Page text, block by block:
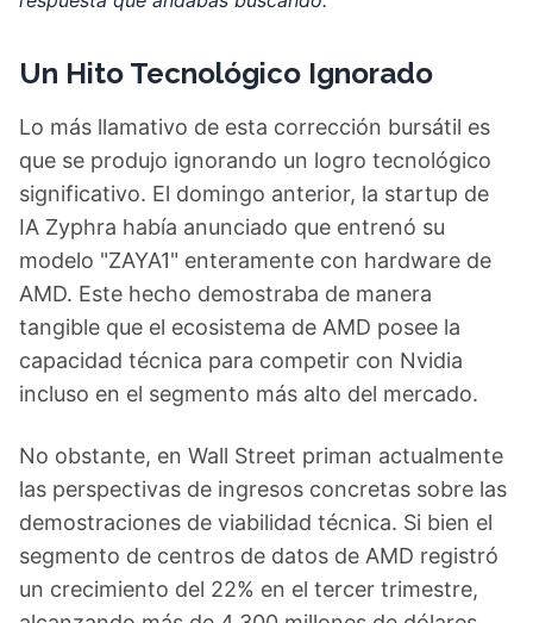
Un Hito Tecnológico Ignorado
Lo más llamativo de esta corrección bursátil es
que se produjo ignorando un logro tecnológico
significativo. El domingo anterior, la startup de
IA Zyphra había anunciado que entrenó su
modelo "ZAYA1" enteramente con hardware de
AMD. Este hecho demostraba de manera
tangible que el ecosistema de AMD posee la
capacidad técnica para competir con Nvidia
incluso en el segmento más alto del mercado.
No obstante, en Wall Street priman actualmente
las perspectivas de ingresos concretas sobre las
demostraciones de viabilidad técnica. Si bien el
segmento de centros de datos de AMD registró
un crecimiento del 22% en el tercer trimestre,